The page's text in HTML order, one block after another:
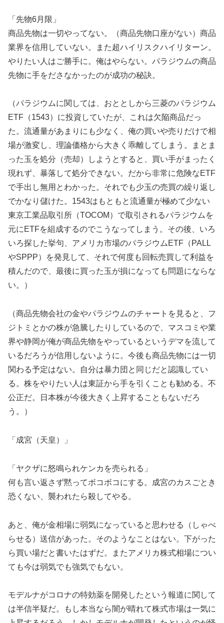
「先物6月限」
商品先物は一切やってない。（商品先物口座がない）商品
業界を信用していない。また超ハイリスクハイリターン。
やりたい人はご勝手に。俺はやらない。パラジウムの商品
先物に手をださなかったのが成功の秘訣。
（パラジウムに関しては、おととしから三菱のパラジウム
ETF（1543）に投資していたが、これは欠陥商品だっ
た。流通量があまりにも少なく、俺の買いや売りだけで相
場が激変し、理論価格から大きく乖離してしまう。まとま
った玉を処分（売却）しようとすると、買い手がまったく
現れず、暴落して処分できない。だから非常に危険なETF
で手出し無用とわかった。それでも少玉の売買の繰り返し
でかなり儲けた。1543はもともと流通量が極めて少ない
東京工業品取引所（TOCOM）で取引されるパラジウムを
元にETFを組成するのでこうなってしまう。その後、いろ
いろ探した挙句、アメリカ市場のパラジウムETF（PALL
やSPPP）を発見して、それで何度も回転売買して利益を
積んだので、最後に買った玉が損になっても問題にならな
い。）
（商品先物会社の金やパラジウムのチャートを見ると、フ
ジトミとかの株が急騰したりしているので、マスコミや業
界や静岡が俺が商品先物をやっているというデマを流して
いるだろうが信用しないように。今後も商品先物には一切
関わる予定はない。自分は暴力団と同じだと認識してい
る。株をやりたい人は東証から手を引くことも勧める。不
公正だ。日本株が今後大きく上昇することもないだろ
う。）
「成宮（天皇）」
「ヤクザに怒鳴られケンカを売られる」
何も言い返さず黙ってボコボコにする。成宮のカスごとき
恐くない、襲われたら殺してやる。
あと、俺が金相場に弱気になっていると思わせる（しゃべ
らせる）送信があった。そのようなことはない。下がった
ら買い場だと書いたはずだ。またアメリカ株式相場につい
ても今は弱気でも強気でもない。
モデルナがコロナの特効薬を開発したという報道に関して
は半信半疑だ。もし本当なら闇が晴れて株式市場は一気に